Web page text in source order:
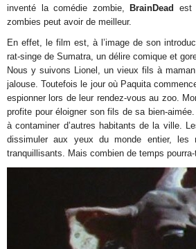
inventé la comédie zombie,
BrainDead
est
zombies peut avoir de meilleur.
En effet, le film est, à l’image de son
rat-singe de Sumatra, un délire comique et
Nous y suivons Lionel, un vieux fils à
jalouse. Toutefois le jour où Paquita
espionner lors de leur rendez-vous au zoo.
profite pour éloigner son fils de sa bien-
à contaminer d’autres habitants de la ville.
dissimuler aux yeux du monde entier,
tranquillisants. Mais combien de temps